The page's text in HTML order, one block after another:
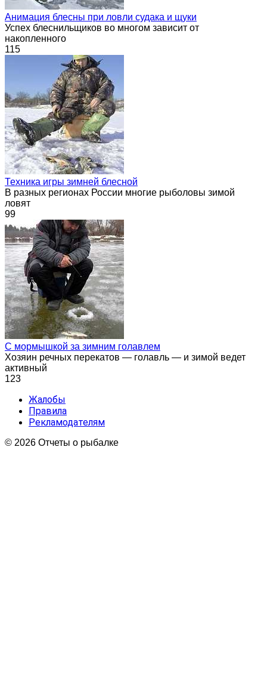
Анимация блесны при ловли судака и щуки
Успех блеснильщиков во многом зависит от
накопленного
115
Техника игры зимней блесной
В разных регионах России многие рыболовы зимой
ловят
99
С мормышкой за зимним голавлем
Хозяин речных перекатов — голавль — и зимой ведет
активный
123
Жалобы
Правила
Рекламодателям
© 2026 Отчеты о рыбалке